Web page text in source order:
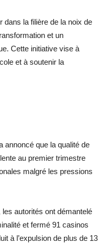
dans la filière de la noix de
et un
Cette initiative vise à
et à soutenir la
annoncé que la qualité de
au premier trimestre
malgré les pressions
autorités ont démantelé
et fermé 91 casinos
à l’expulsion de plus de 13